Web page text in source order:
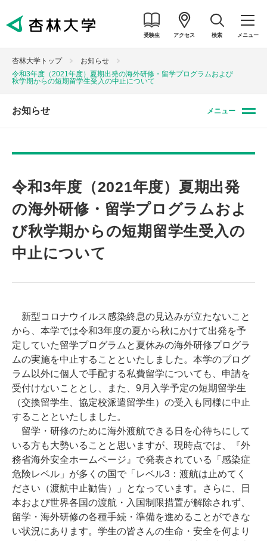
受験生 アクセス 検索 メニュー
杏林大学トップ
お知らせ
令和3年度（2021年度）夏期出発の海外研修・留学プログラムおよび
秋学期からの短期留学生受入の中止について
お知らせ メニュー
令和3年度（2021年度）夏期出発
の海外研修・留学プログラムおよ
び秋学期からの短期留学生受入の
中止について
新型コロナウイルス感染終息の見込みが立たないこと
から、本学では令和3年度の夏から秋にかけて出発を予
定していた留学プログラムと夏休みの海外研修プログラ
ムの実施を中止することといたしました。本学のプログ
ラム以外に個人で手配する私費留学についても、申請を
受付けないこととし、また、9月入学予定の短期留学生
（交換留学生、協定校派遣留学生）の受入も同様に中止
することといたしました。
留学・研修のために海外渡航できる日を心待ちにして
いる方も大勢いることと思いますが、現時点では、『外
務省海外安全ホームページ』で発表されている「感染症
危険レベル」が多くの国で「レベル3：渡航は止めてく
ださい（渡航中止勧告）」となっています。さらに、日
本および世界各国の渡航・入国制限措置が解除されず、
留学・海外研修の各種手続・準備を進めることができな
い状況にあります。学生の皆さんの生命・安全を何より